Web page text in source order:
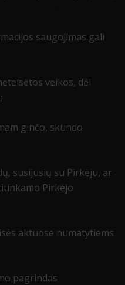
saugojimas gali
veikos, dėl
ginčo, skundo
susijusių su Pirkėju, ar
Pirkėjo
aktuose numatytiems
pagrindas